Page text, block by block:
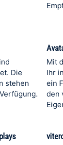
Die
stehen
Mit
Ihr
ein
den